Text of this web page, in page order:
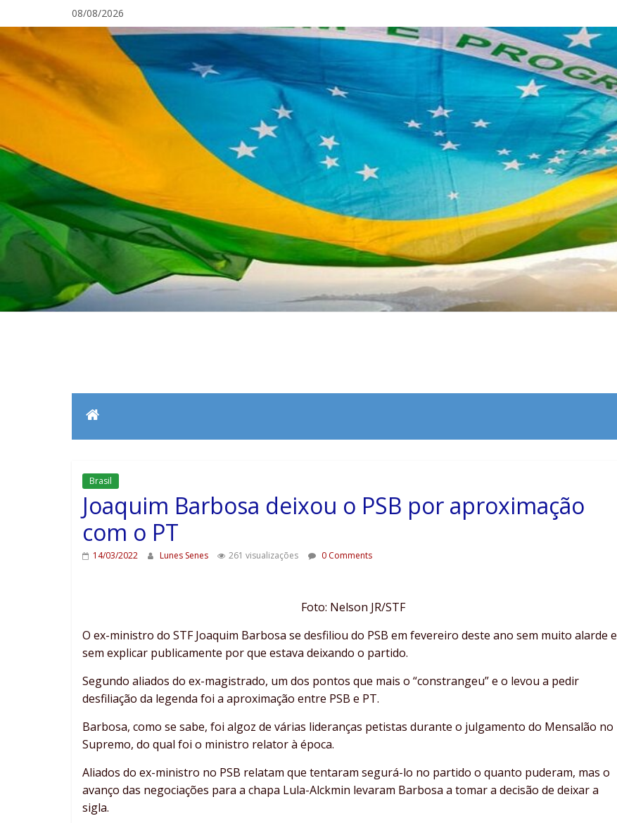
para
conteúdo
08/08/2026
Brasil
Joaquim Barbosa deixou o PSB por aproximação
com o PT
14/03/2022 Lunes Senes 261 visualizações 0 Comments
Foto: Nelson JR/STF
O ex-ministro do STF Joaquim Barbosa se desfiliou do PSB em fevereiro deste ano sem muito alarde e
sem explicar publicamente por que estava deixando o partido.
Segundo aliados do ex-magistrado, um dos pontos que mais o “constrangeu” e o levou a pedir
desfiliação da legenda foi a aproximação entre PSB e PT.
Barbosa, como se sabe, foi algoz de várias lideranças petistas durante o julgamento do Mensalão no
Supremo, do qual foi o ministro relator à época.
Aliados do ex-ministro no PSB relatam que tentaram segurá-lo no partido o quanto puderam, mas o
avanço das negociações para a chapa Lula-Alckmin levaram Barbosa a tomar a decisão de deixar a
sigla.